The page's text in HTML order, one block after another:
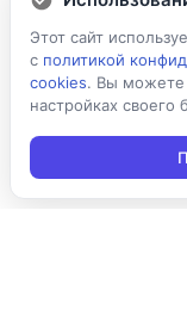
Этот сайт
с политикой
cookies. Вы можете
настройках своего